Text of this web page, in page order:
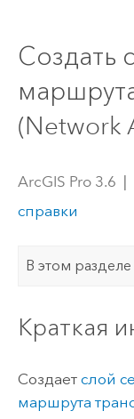
Создать
(Network
ArcGIS Pro 3.6
справки
В этом разделе
Краткая
Создает слой
маршрута